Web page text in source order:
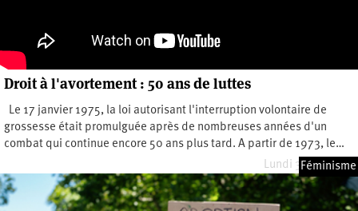
Droit à l'avortement : 50 ans de luttes
Le 17 janvier 1975, la loi autorisant l'interruption volontaire de
grossesse était promulguée après de nombreuses années d'un
combat qui continue encore 50 ans plus tard. A partir de 1973, le…
Lundi 3 mars 2025
Féminisme